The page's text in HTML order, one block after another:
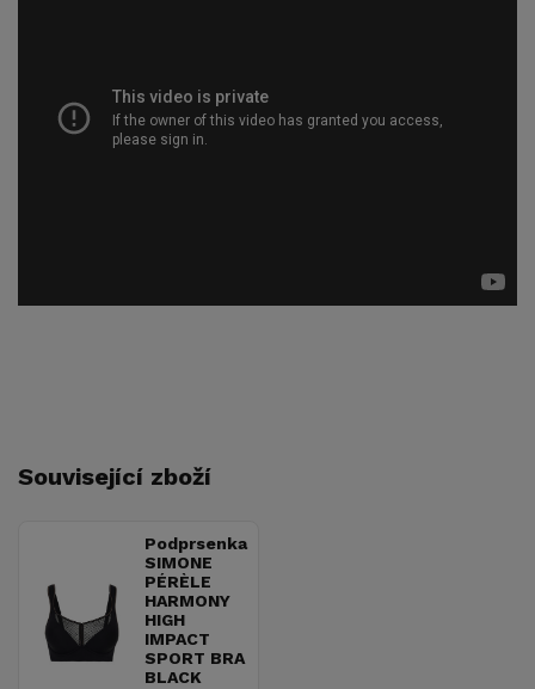
Související zboží
Podprsenka
SIMONE
PÉRÈLE
HARMONY
HIGH
IMPACT
SPORT BRA
BLACK